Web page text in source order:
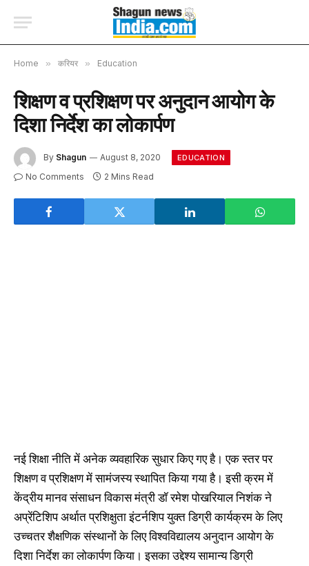
Home » करियर » Education
शिक्षण व प्रशिक्षण पर अनुदान आयोग के
दिशा निर्देश का लोकार्पण
By Shagun August 8, 2020 EDUCATION
No Comments 2 Mins Read
नई शिक्षा नीति में अनेक व्यवहारिक सुधार किए गए है। एक स्तर पर
शिक्षण व प्रशिक्षण में सामंजस्य स्थापित किया गया है। इसी क्रम में
केंद्रीय मानव संसाधन विकास मंत्री डॉ रमेश पोखरियाल निशंक ने
अप्रेंटिशिप अर्थात प्रशिक्षुता इंटर्नशिप युक्त डिग्री कार्यक्रम के लिए
उच्चतर शैक्षणिक संस्थानों के लिए विश्वविद्यालय अनुदान आयोग के
दिशा निर्देश का लोकार्पण किया। इसका उद्देश्य सामान्य डिग्री